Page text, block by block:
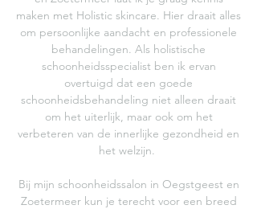
maken met Holistic skincare. Hier draait alles
om persoonlijke aandacht en professionele
behandelingen. Als holistische
schoonheidsspecialist ben ik ervan
overtuigd dat een goede
schoonheidsbehandeling niet alleen draait
om het uiterlijk, maar ook om het
verbeteren van de innerlijke gezondheid en
het welzijn.
Bij mijn schoonheidssalon in Oegstgeest en
Zoetermeer kun je terecht voor een breed